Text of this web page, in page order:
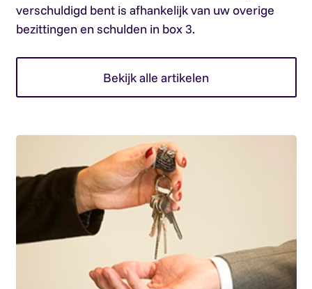
verschuldigd bent is afhankelijk van uw overige
bezittingen en schulden in box 3.
Bekijk alle artikelen